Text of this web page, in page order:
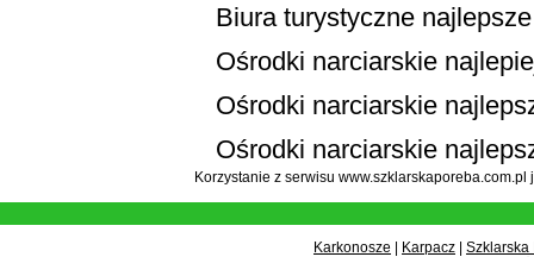
Biura turystyczne najlepsze
Ośrodki narciarskie
Ośrodki narciarskie
Ośrodki narciarskie
Korzystanie z serwisu
Karkonosze Karpacz
Szklarska